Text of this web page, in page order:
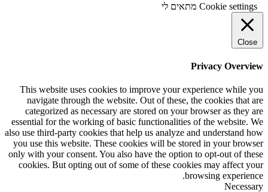
Cookie settings מתאים לי
Close
Privacy Overview
This website uses cookies to improve your experience while you
navigate through the website. Out of these, the cookies that are
categorized as necessary are stored on your browser as they are
essential for the working of basic functionalities of the website. We
also use third-party cookies that help us analyze and understand how
you use this website. These cookies will be stored in your browser
only with your consent. You also have the option to opt-out of these
cookies. But opting out of some of these cookies may affect your
browsing experience.
Necessary